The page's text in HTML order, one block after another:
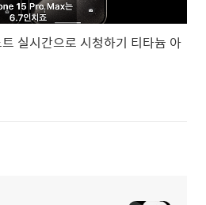
실시간으로 시청하기 티타늄 아